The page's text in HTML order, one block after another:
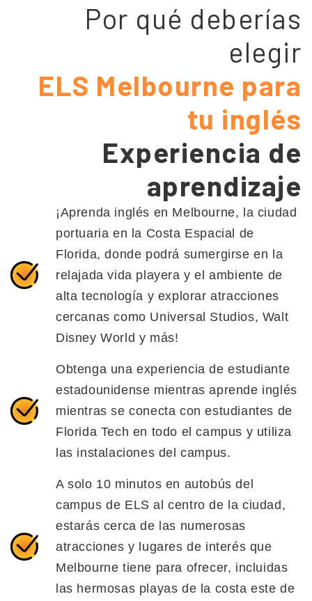
Por qué deberías
elegir
ELS Melbourne para
tu inglés
Experiencia de
aprendizaje
¡Aprenda inglés en Melbourne, la ciudad
portuaria en la Costa Espacial de
Florida, donde podrá sumergirse en la
relajada vida playera y el ambiente de
alta tecnología y explorar atracciones
cercanas como Universal Studios, Walt
Disney World y más!
Obtenga una experiencia de estudiante
estadounidense mientras aprende inglés
mientras se conecta con estudiantes de
Florida Tech en todo el campus y utiliza
las instalaciones del campus.
A solo 10 minutos en autobús del
campus de ELS al centro de la ciudad,
estarás cerca de las numerosas
atracciones y lugares de interés que
Melbourne tiene para ofrecer, incluidas
las hermosas playas de la costa este de